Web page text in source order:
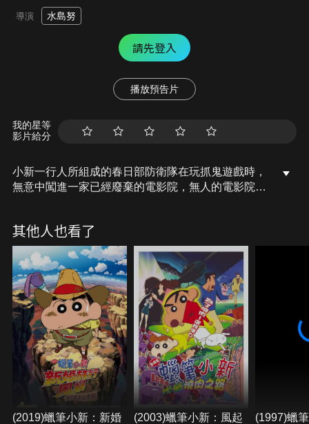
導演 水島努
請先登入
播放預告片
我的星等
影片給分
小新一行人所組成的春日部防衛隊在玩抓鬼遊戲時，
無意中闖進一家已經廢棄的電影院，無人的電影院裡
電影院去一瞧究竟，沒想到全家人都被電影給吸進
去，來到一個酷似美國西部拓荒時代的城鎮……
其他人也看了
(2019)蠟筆小新：新婚
(2003)蠟筆小新：風起
(1997)蠟